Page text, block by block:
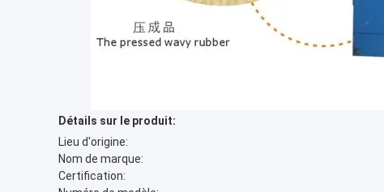
Détails sur le produit:
Lieu d'origine:
Nom de marque:
Certification: